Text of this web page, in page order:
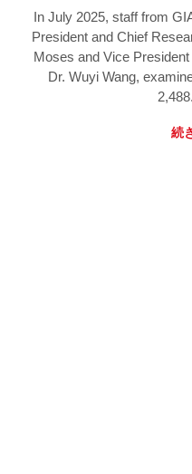
In July 2025, staff from
President and Chief
Moses and Vice
Dr. Wuyi Wang,
続